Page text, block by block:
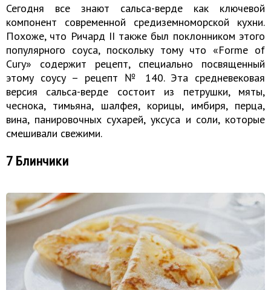
Сегодня все знают сальса-верде как ключевой
компонент современной средиземноморской кухни.
Похоже, что Ричард II также был поклонником этого
популярного соуса, поскольку тому что «Forme of
Cury» содержит рецепт, специально посвященный
этому соусу – рецепт № 140. Эта средневековая
версия сальса-верде состоит из петрушки, мяты,
чеснока, тимьяна, шалфея, корицы, имбиря, перца,
вина, панировочных сухарей, уксуса и соли, которые
смешивали свежими.
7 Блинчики